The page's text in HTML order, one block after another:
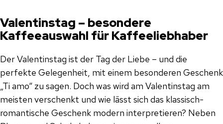
Valentinstag – besondere
Kaffeeauswahl für Kaffeeliebhaber
Der Valentinstag ist der Tag der Liebe – und die
perfekte Gelegenheit, mit einem besonderen Geschenk
„Ti amo“ zu sagen. Doch was wird am Valentinstag am
meisten verschenkt und wie lässt sich das klassisch-
romantische Geschenk modern interpretieren? Neben